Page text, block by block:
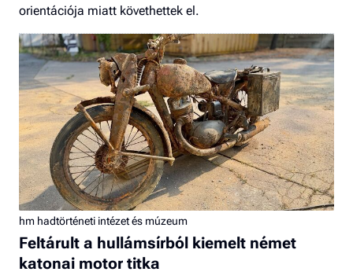
orientációja miatt követhettek el.
hm hadtörténeti intézet és múzeum
Feltárult a hullámsírból kiemelt német
katonai motor titka